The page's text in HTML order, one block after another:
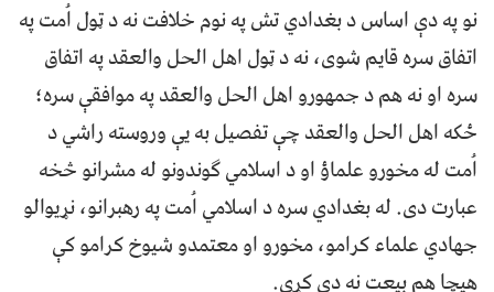
نو په دې اساس د بغدادي تش په نوم خلافت نه د ټول اُمت په
اتفاق سره قایم شوی، نه د ټول اهل الحل والعقد په اتفاق
سره او نه هم د جمهورو اهل الحل والعقد په موافقې سره؛
ځکه اهل الحل والعقد چې تفصيل به يې وروسته راشي د
اُمت له مخورو علماؤ او د اسلامي ګوندونو له مشرانو څخه
عبارت دى. له بغدادي سره د اسلامي اُمت په رهبرانو، نړیوالو
جهادي علماء کرامو، مخورو او معتمدو شيوخ کرامو کې
هیچا هم بيعت نه دی کړی.